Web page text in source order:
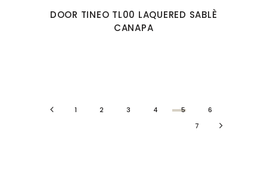
DOOR TINEO TL00 LAQUERED SABLÈ
CANAPA
1 2 3 4 5
6
7